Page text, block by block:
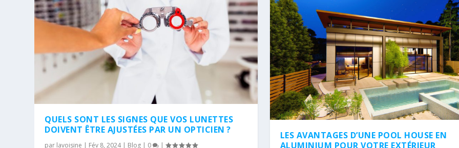
QUELS SONT LES SIGNES QUE VOS LUNETTES
DOIVENT ÊTRE AJUSTÉES PAR UN OPTICIEN ?
par lavoisine | Fév 8, 2024| Blog | 0 |
LES AVANTAGES D’UNE POOL HOUSE EN
ALUMINIUM POUR VOTRE EXTÉRIEUR